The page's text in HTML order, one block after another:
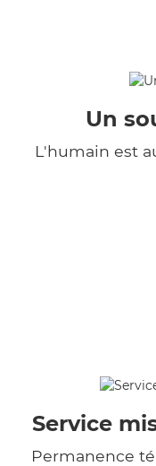
Un
L'humain est
Service
Permanence